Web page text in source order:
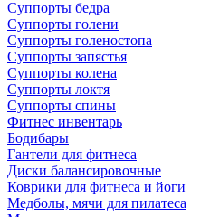
Суппорты бедра
Суппорты голени
Суппорты голеностопа
Суппорты запястья
Суппорты колена
Суппорты локтя
Суппорты спины
Фитнес инвентарь
Бодибары
Гантели для фитнеса
Диски балансировочные
Коврики для фитнеса и йоги
Медболы, мячи для пилатеса